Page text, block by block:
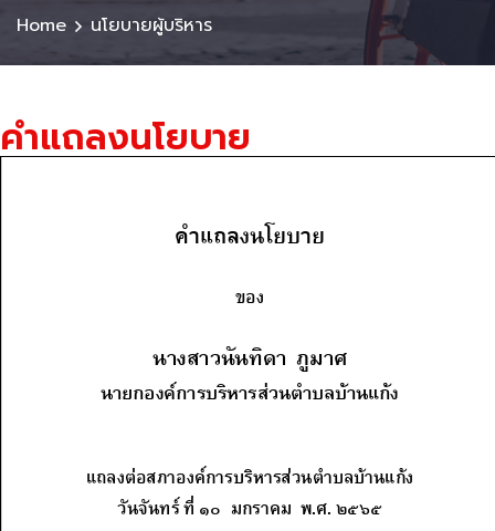
Home นโยบายผู้บริหาร
คำแถลงนโยบาย